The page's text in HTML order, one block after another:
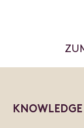
KNOWLEDGE